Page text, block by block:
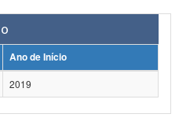
Humanos
Ano de Início
2019